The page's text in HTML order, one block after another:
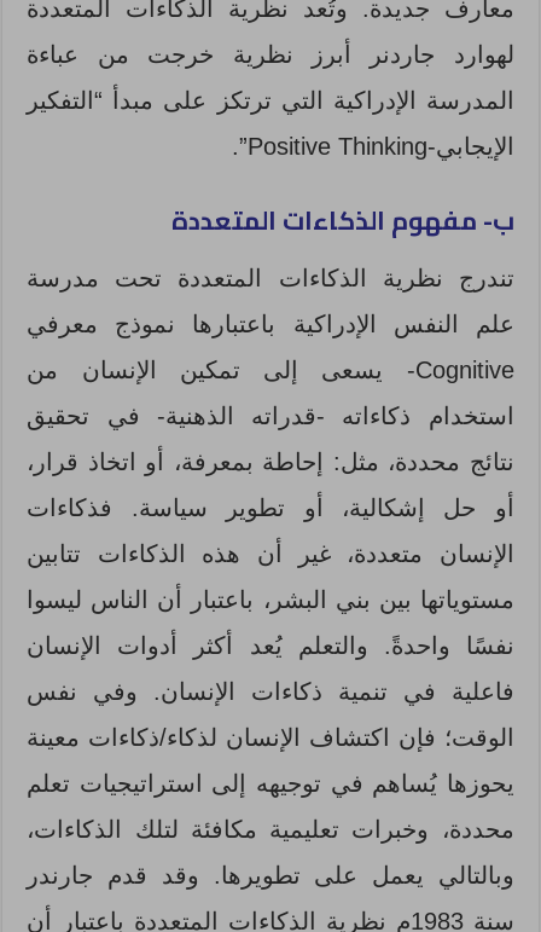
معارف جديدة. وتُعد نظرية الذكاءات المتعددة
لهوارد جاردنر أبرز نظرية خرجت من عباءة
المدرسة الإدراكية التي ترتكز على مبدأ “التفكير
الإيجابي-Positive Thinking”.
ب- مفهوم الذكاءات المتعددة
تندرج نظرية الذكاءات المتعددة تحت مدرسة
علم النفس الإدراكية باعتبارها نموذج معرفي
Cognitive- يسعى إلى تمكين الإنسان من
استخدام ذكاءاته -قدراته الذهنية- في تحقيق
نتائج محددة، مثل: إحاطة بمعرفة، أو اتخاذ قرار،
أو حل إشكالية، أو تطوير سياسة. فذكاءات
الإنسان متعددة، غير أن هذه الذكاءات تتابين
مستوياتها بين بني البشر، باعتبار أن الناس ليسوا
نفسًا واحدةً. والتعلم يُعد أكثر أدوات الإنسان
فاعلية في تنمية ذكاءات الإنسان. وفي نفس
الوقت؛ فإن اكتشاف الإنسان لذكاء/ذكاءات معينة
يحوزها يُساهم في توجيهه إلى استراتيجيات تعلم
محددة، وخبرات تعليمية مكافئة لتلك الذكاءات،
وبالتالي يعمل على تطويرها. وقد قدم جارندر
سنة 1983م نظرية الذكاءات المتعددة باعتبار أن